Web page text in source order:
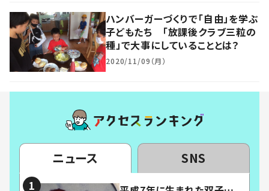
ハンバーガーづくりで「自由」を学ぶ
子どもたち 「放課後クラブ三粒の
種」で大事にしていることとは？
2020/11/09（月）
ニュース SNS